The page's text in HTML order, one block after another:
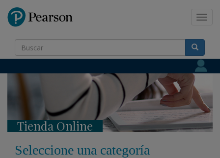
Tienda Online
Seleccione una categoría